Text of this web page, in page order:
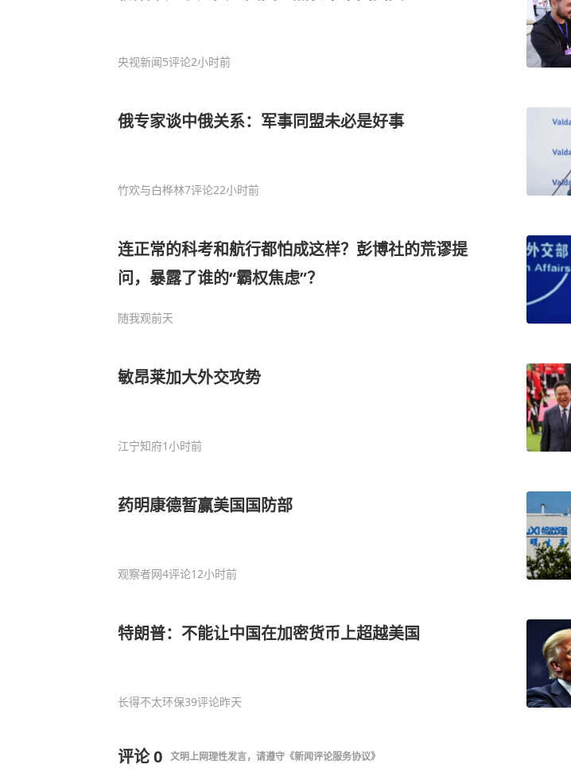
央视新闻5评论2小时前
俄专家谈中俄关系：军事同盟未必是好事
竹欢与白桦林7评论22小时前
连正常的科考和航行都怕成这样？彭博社的荒谬提
问，暴露了谁的“霸权焦虑”？
随我观前天
敏昂莱加大外交攻势
江宁知府1小时前
药明康德暂赢美国国防部
观察者网4评论12小时前
特朗普：不能让中国在加密货币上超越美国
长得不太环保39评论昨天
评论0 文明上网理性发言，请遵守 《新闻评论服务协议》